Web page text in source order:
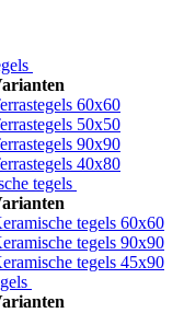
60x60
50x50
90x90
40x80
tegels
tegels 60x60
tegels 90x90
tegels 45x90